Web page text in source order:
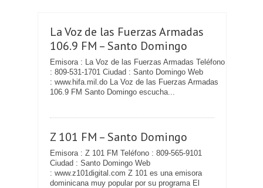
La Voz de las Fuerzas Armadas
106.9 FM – Santo Domingo
Emisora : La Voz de las Fuerzas Armadas Teléfono
: 809-531-1701 Ciudad : Santo Domingo Web
: www.hifa.mil.do La Voz de las Fuerzas Armadas
106.9 FM Santo Domingo escucha...
Z 101 FM – Santo Domingo
Emisora : Z 101 FM Teléfono : 809-565-9101
Ciudad : Santo Domingo Web
: www.z101digital.com Z 101 es una emisora
dominicana muy popular por su programa El